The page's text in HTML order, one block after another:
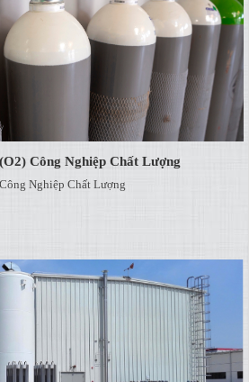
Công Nghiệp Chất Lượng
Nghiệp Chất Lượng